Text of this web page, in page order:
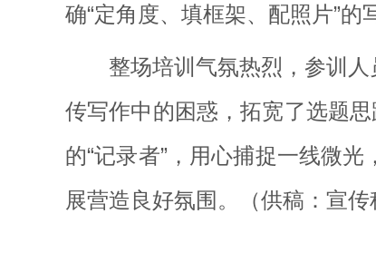
确“定角度、填框架、配照片”的
整场培训气氛热烈，参训
传写作中的困惑，拓宽了选题
的“记录者”，用心捕捉一线微
展营造良好氛围。（供稿：宣传